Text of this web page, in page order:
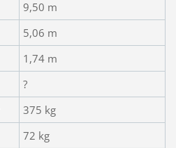
9,50 m
5,06 m
1,74 m
?
375 kg
72 kg